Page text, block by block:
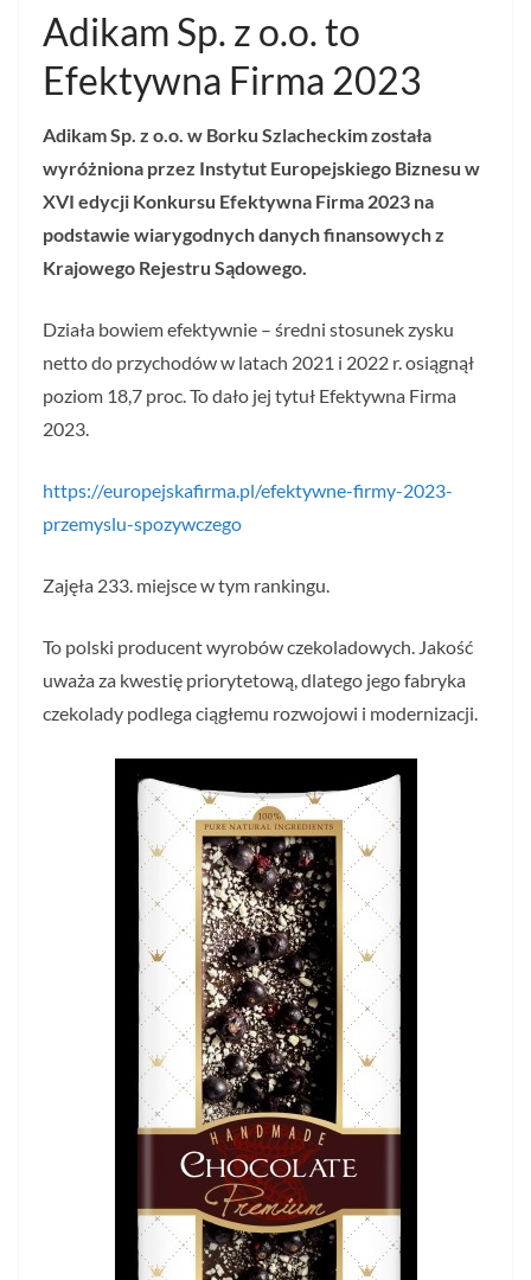
Adikam Sp. z o.o. to
Efektywna Firma 2023
Adikam Sp. z o.o. w Borku Szlacheckim została
wyróżniona przez Instytut Europejskiego Biznesu w
XVI edycji Konkursu Efektywna Firma 2023 na
podstawie wiarygodnych danych finansowych z
Krajowego Rejestru Sądowego.
Działa bowiem efektywnie – średni stosunek zysku
netto do przychodów w latach 2021 i 2022 r. osiągnął
poziom 18,7 proc. To dało jej tytuł Efektywna Firma
2023.
https://europejskafirma.pl/efektywne-firmy-2023-
przemyslu-spozywczego
Zajęła 233. miejsce w tym rankingu.
To polski producent wyrobów czekoladowych. Jakość
uważa za kwestię priorytetową, dlatego jego fabryka
czekolady podlega ciągłemu rozwojowi i modernizacji.